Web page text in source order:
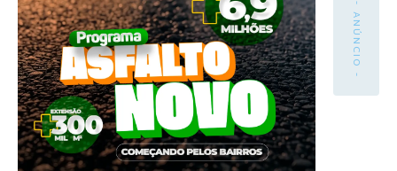
- ANÚNCIO -